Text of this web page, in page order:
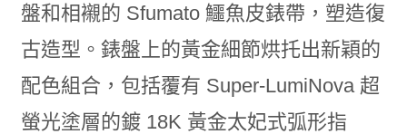
盤和相襯的 Sfumato 鱷魚皮錶帶，塑造復
古造型。錶盤上的黃金細節烘托出新穎的
配色組合，包括覆有 Super-LumiNova 超
螢光塗層的鍍 18K 黃金太妃式弧形指